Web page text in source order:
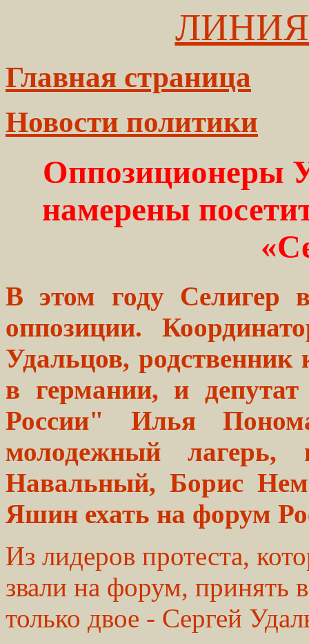
Главная страница
Новости политики
Оппозиционеры
намерены
В этом году Селигер
оппозиции.
Удальцов, родственник
в германии, и
России" Илья
молодежный
Навальный, Борис
Яшин ехать на форум
Из лидеров протеста,
звали на форум, принять
только двое - Сергей